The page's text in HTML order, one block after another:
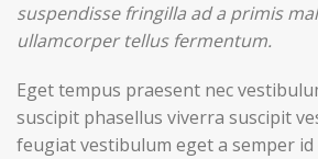
suspendisse fringilla ad a primis
ullamcorper tellus fermentum.
Eget tempus praesent nec
suscipit phasellus viverra suscipit
feugiat vestibulum eget a semper